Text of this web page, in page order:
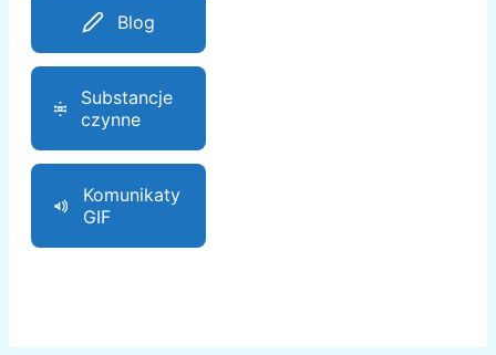
Blog
Substancje
czynne
Komunikaty
GIF